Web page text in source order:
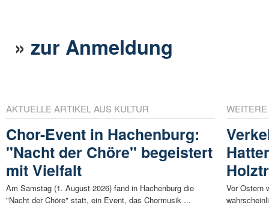
»zur Anmeldung
AKTUELLE ARTIKEL AUS KULTUR
Chor-Event in Hachenburg:
"Nacht der Chöre" begeistert
mit Vielfalt
Am Samstag (1. August 2026) fand in Hachenburg die
"Nacht der Chöre" statt, ein Event, das Chormusik ...
Vor Ostern